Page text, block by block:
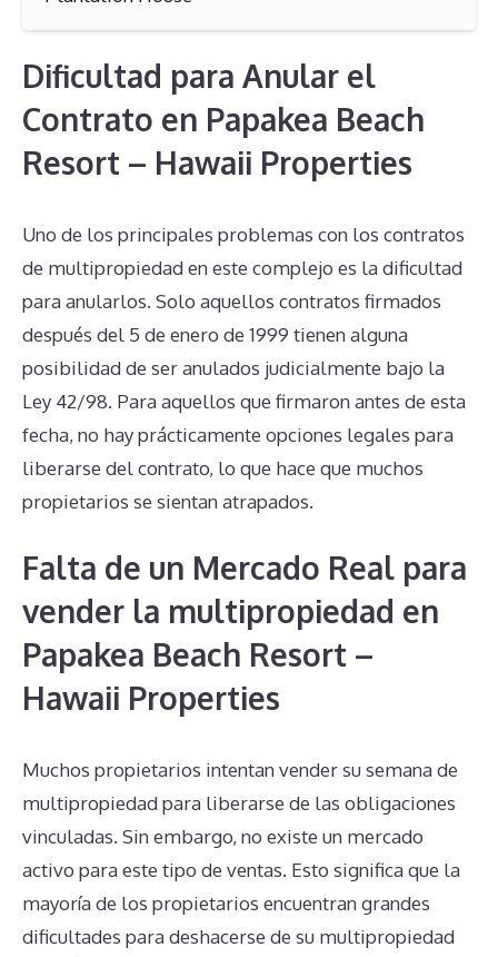
Dificultad para Anular el
Contrato en Papakea Beach
Resort – Hawaii Properties
Uno de los principales problemas con los contratos
de multipropiedad en este complejo es la dificultad
para anularlos. Solo aquellos contratos firmados
después del 5 de enero de 1999 tienen alguna
posibilidad de ser anulados judicialmente bajo la
Ley 42/98. Para aquellos que firmaron antes de esta
fecha, no hay prácticamente opciones legales para
liberarse del contrato, lo que hace que muchos
propietarios se sientan atrapados.
Falta de un Mercado Real para
vender la multipropiedad en
Papakea Beach Resort –
Hawaii Properties
Muchos propietarios intentan vender su semana de
multipropiedad para liberarse de las obligaciones
vinculadas. Sin embargo, no existe un mercado
activo para este tipo de ventas. Esto significa que la
mayoría de los propietarios encuentran grandes
dificultades para deshacerse de su multipropiedad